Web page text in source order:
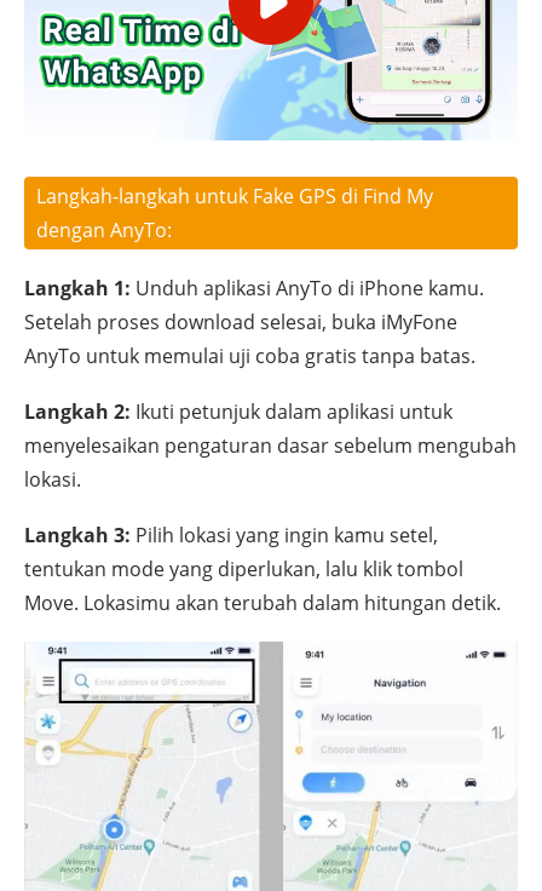
Langkah-langkah untuk Fake GPS di Find My
dengan AnyTo:
Langkah 1: Unduh aplikasi AnyTo di iPhone kamu.
Setelah proses download selesai, buka iMyFone
AnyTo untuk memulai uji coba gratis tanpa batas.
Langkah 2: Ikuti petunjuk dalam aplikasi untuk
menyelesaikan pengaturan dasar sebelum mengubah
lokasi.
Langkah 3: Pilih lokasi yang ingin kamu setel,
tentukan mode yang diperlukan, lalu klik tombol
Move. Lokasimu akan terubah dalam hitungan detik.